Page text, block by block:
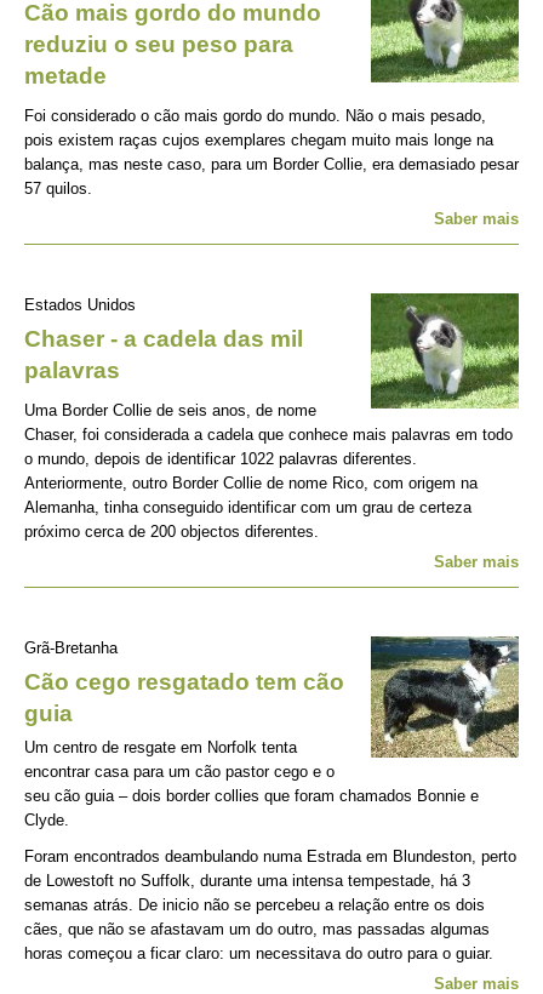
Cão mais gordo do mundo
reduziu o seu peso para
metade
Foi considerado o cão mais gordo do mundo. Não o mais pesado,
pois existem raças cujos exemplares chegam muito mais longe na
balança, mas neste caso, para um Border Collie, era demasiado pesar
57 quilos.
Saber mais
Estados Unidos
Chaser - a cadela das mil
palavras
Uma Border Collie de seis anos, de nome
Chaser, foi considerada a cadela que conhece mais palavras em todo
o mundo, depois de identificar 1022 palavras diferentes.
Anteriormente, outro Border Collie de nome Rico, com origem na
Alemanha, tinha conseguido identificar com um grau de certeza
próximo cerca de 200 objectos diferentes.
Saber mais
Grã-Bretanha
Cão cego resgatado tem cão
guia
Um centro de resgate em Norfolk tenta
encontrar casa para um cão pastor cego e o
seu cão guia – dois border collies que foram chamados Bonnie e
Clyde.
Foram encontrados deambulando numa Estrada em Blundeston, perto
de Lowestoft no Suffolk, durante uma intensa tempestade, há 3
semanas atrás. De inicio não se percebeu a relação entre os dois
cães, que não se afastavam um do outro, mas passadas algumas
horas começou a ficar claro: um necessitava do outro para o guiar.
Saber mais